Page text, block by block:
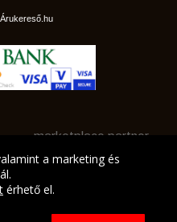
Árukereső.hu
marketplace partner
a marketing és
érhető el.